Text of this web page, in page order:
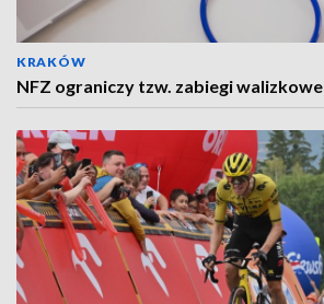
KRAKÓW
NFZ ograniczy tzw. zabiegi walizkowe